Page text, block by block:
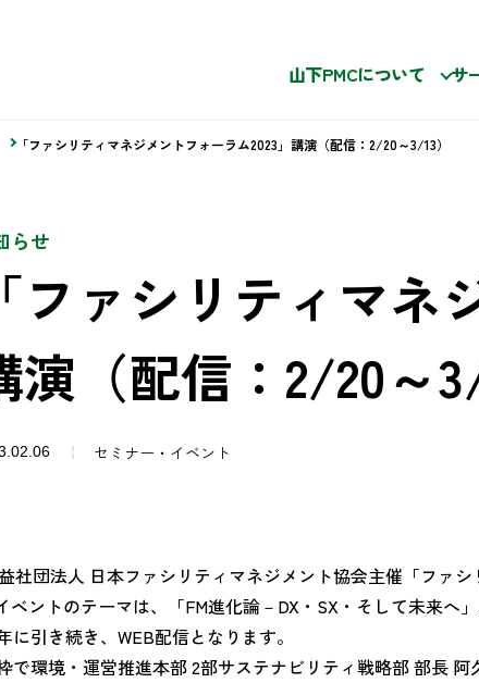
山下PMCについて サ
らせ
「ファシリティマネ
演（配信：2/20～3/
セミナー・イベント
「ファシリティマネジメントフォーラム2023」講演（配信：2/20～3/13）
社団法人 日本ファシリティマネジメント協会主催「ファ
ベントのテーマは、「FM進化論－DX・SX・そして未来へ」
に引き続き、WEB配信となります。
で環境・運営推進本部 2部サステナビリティ戦略部 部長 阿